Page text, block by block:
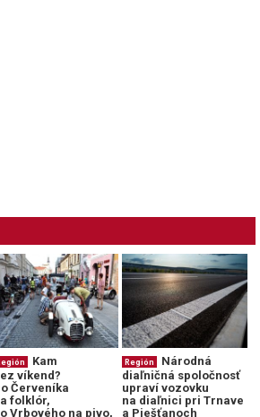
Kam
víkend?
Červeníka
folklór,
Vrbového na pivo,
Región
Národná
diaľničná spoločnosť
upraví vozovku
na diaľnici pri Trnave
a Piešťanoch